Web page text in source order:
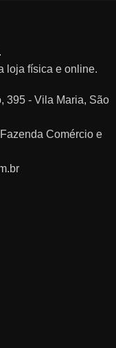
loja física e online.
395 - Vila Maria, São
Comércio e